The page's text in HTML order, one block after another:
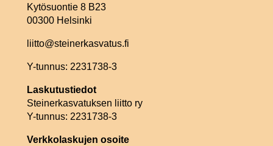
Kytösuontie 8 B23
00300 Helsinki
liitto@steinerkasvatus.fi
Y-tunnus: 2231738-3
Laskutustiedot
Steinerkasvatuksen liitto ry
Y-tunnus: 2231738-3
Verkkolaskujen osoite